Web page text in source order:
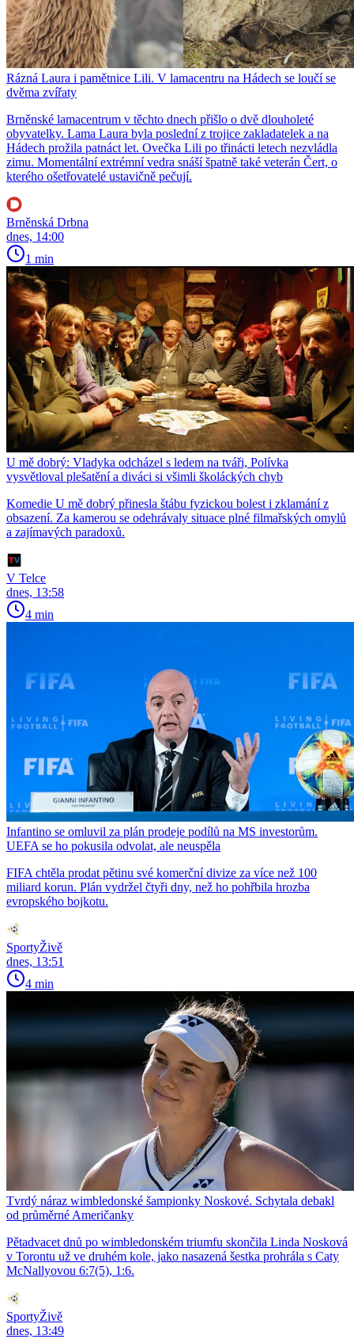
Rázná Laura i pamětnice Lili. V lamacentru na Hádech se loučí se
dvěma zvířaty
Brněnské lamacentrum v těchto dnech přišlo o dvě dlouholeté
obyvatelky. Lama Laura byla poslední z trojice zakladatelek a na
Hádech prožila patnáct let. Ovečka Lili po třinácti letech nezvládla
zimu. Momentální extrémní vedra snáší špatně také veterán Čert, o
kterého ošetřovatelé ustavičně pečují.
Brněnská Drbna
dnes, 14:00
1 min
U mě dobrý: Vladyka odcházel s ledem na tváři, Polívka
vysvětloval plešatění a diváci si všimli školáckých chyb
Komedie U mě dobrý přinesla štábu fyzickou bolest i zklamání z
obsazení. Za kamerou se odehrávaly situace plné filmařských omylů
a zajímavých paradoxů.
V Telce
dnes, 13:58
4 min
Infantino se omluvil za plán prodeje podílů na MS investorům.
UEFA se ho pokusila odvolat, ale neuspěla
FIFA chtěla prodat pětinu své komerční divize za více než 100
miliard korun. Plán vydržel čtyři dny, než ho pohřbila hrozba
evropského bojkotu.
SportyŽivě
dnes, 13:51
4 min
Tvrdý náraz wimbledonské šampionky Noskové. Schytala debakl
od průměrné Američanky
Pětadvacet dnů po wimbledonském triumfu skončila Linda Nosková
v Torontu už ve druhém kole, jako nasazená šestka prohrála s Caty
McNallyovou 6:7(5), 1:6.
SportyŽivě
dnes, 13:49